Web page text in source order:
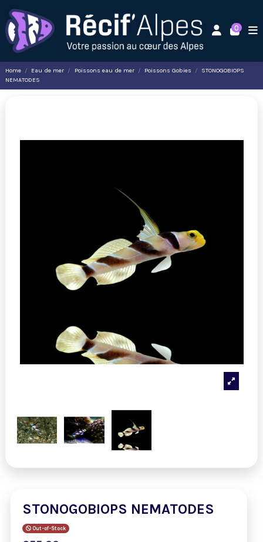
0
Home Eau de mer Poissons eau de mer Poissons Gobies
STONOGOBIOPS
NEMATODES
STONOGOBIOPS NEMATODES
Out-of-Stock